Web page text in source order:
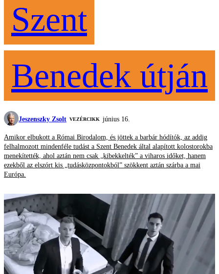
Szent
Benedek útján
Jeszenszky Zsolt VEZÉRCIKK június 16.
Amikor elbukott a Római Birodalom, és jöttek a barbár hódítók, az addig
felhalmozott mindenféle tudást a Szent Benedek által alapított kolostorokba
menekítették, ahol aztán nem csak „kibekkelték” a viharos időket, hanem
ezekből az elszórt kis „tudásközpontokból” szökkent aztán szárba a mai
Európa.